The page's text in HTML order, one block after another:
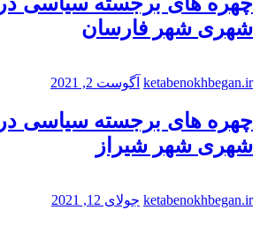
شهری شهر فارسان
ketabenokhbegan.ir آگوست 2, 2021
چهره های برجسته سیاسی
شهری شهر شیراز
ketabenokhbegan.ir جولای 12, 2021